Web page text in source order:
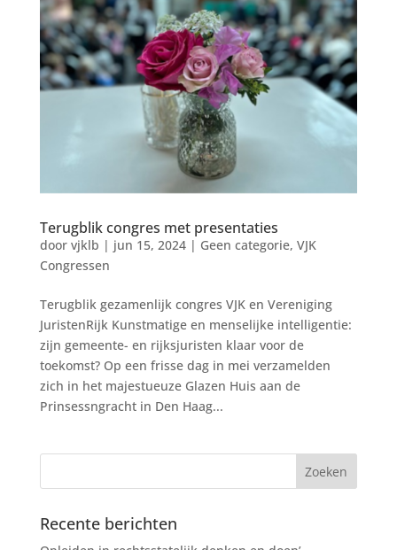
Terugblik congres met presentaties
door vjklb | jun 15, 2024| Geen categorie, VJK
Congressen
Terugblik gezamenlijk congres VJK en Vereniging
JuristenRijk Kunstmatige en menselijke intelligentie:
zijn gemeente- en rijksjuristen klaar voor de
toekomst? Op een frisse dag in mei verzamelden
zich in het majestueuze Glazen Huis aan de
Prinsessngracht in Den Haag...
Recente berichten